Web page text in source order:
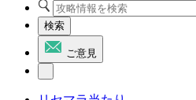
検索
ご意見